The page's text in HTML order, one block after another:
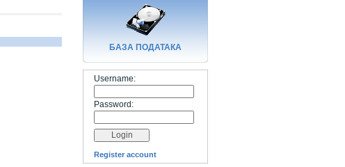
БАЗA ПОДАТАКА
Username:
Password:
Register account